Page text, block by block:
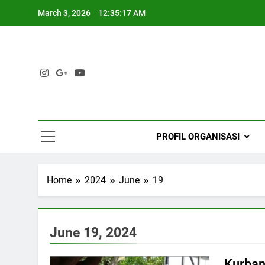
March 3, 2026 12:35:17 AM
PROFIL ORGANISASI
Home 2024 June 19
June 19, 2024